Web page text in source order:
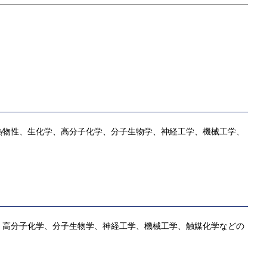
性、生化学、高分子化学、分子生物学、神経工学、機械工学、
分子化学、分子生物学、神経工学、機械工学、触媒化学などの